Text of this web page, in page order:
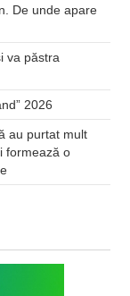
De unde apare
va păstra
2026
au purtat mult
formează o